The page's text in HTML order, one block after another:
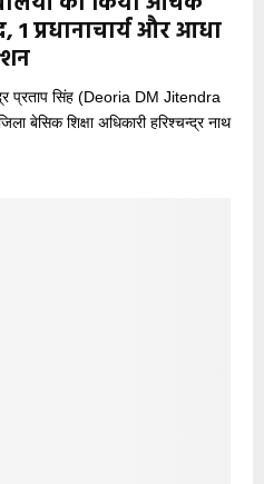
प्रधानाचार्य और आधा
प्रताप सिंह (Deoria DM Jitendra
बेसिक शिक्षा अधिकारी हरिश्चन्द्र नाथ